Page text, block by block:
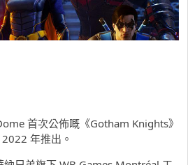
首次公佈嘅《Gotham Knights》
年推出。